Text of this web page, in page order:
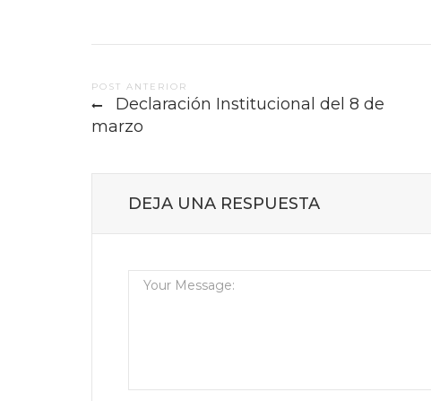
Post
navigation
POST ANTERIOR
Declaración Institucional del 8 de
marzo
DEJA UNA RESPUESTA